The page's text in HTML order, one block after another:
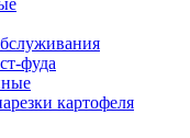
фуда
картофеля